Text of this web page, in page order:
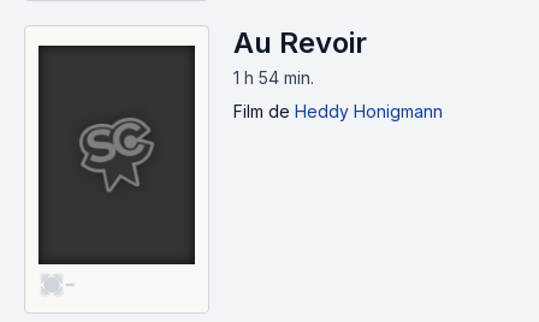
-
Au Revoir
1 h 54 min.
Film de Heddy Honigmann